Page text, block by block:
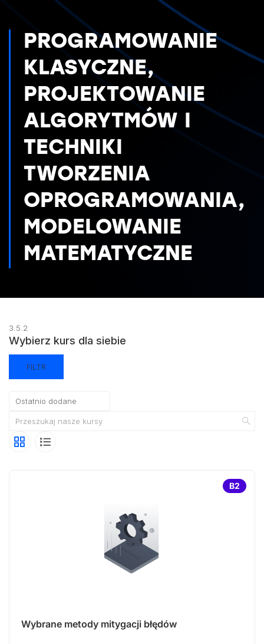
PROGRAMOWANIE
KLASYCZNE,
PROJEKTOWANIE
ALGORYTMÓW I
TECHNIKI
TWORZENIA
OPROGRAMOWANIA,
MODELOWANIE
MATEMATYCZNE
3.5.2
Wybierz kurs dla siebie
FILTR
B2
Wybrane metody mitygacji błędów